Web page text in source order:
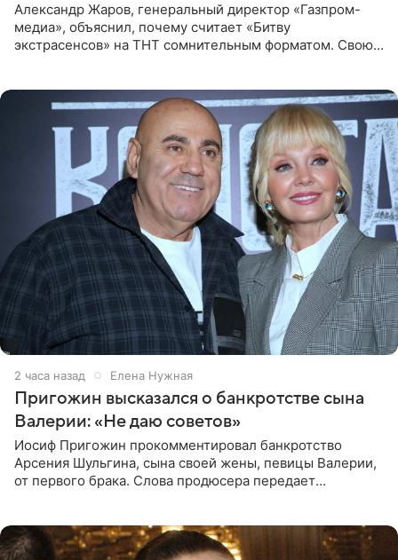
Александр Жаров, генеральный директор «Газпром-
медиа», объяснил, почему считает «Битву
экстрасенсов» на ТНТ сомнительным форматом. Свою
2 часа назад Елена Нужная
Пригожин высказался о банкротстве сына
Валерии: «Не даю советов»
Иосиф Пригожин прокомментировал банкротство
Арсения Шульгина, сына своей жены, певицы Валерии,
от первого брака. Слова продюсера передает